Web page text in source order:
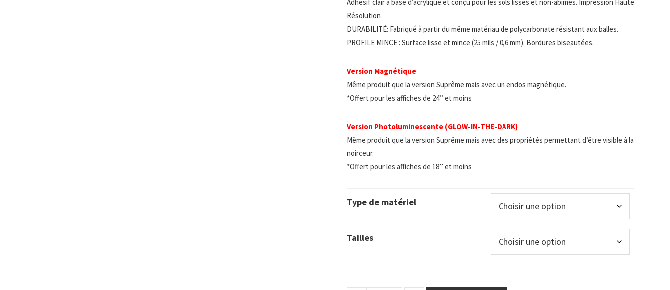
Adhésif clair à base d’acrylique et conçu pour les sols lisses et non-abîmés. Impression Haute
Résolution
DURABILITÉ: Fabriqué à partir du même matériau de polycarbonate résistant aux balles.
PROFILE MINCE : Surface lisse et mince (25 mils / 0,6 mm). Bordures biseautées.
Version Magnétique
Même produit que la version Suprême mais avec un endos magnétique.
*Offert pour les affiches de 24’’ et moins
Version Photoluminescente (GLOW-IN-THE-DARK)
Même produit que la version Suprême mais avec des propriétés permettant d’être visible à la
noirceur.
*Offert pour les affiches de 18’’ et moins
Type de matériel
Tailles